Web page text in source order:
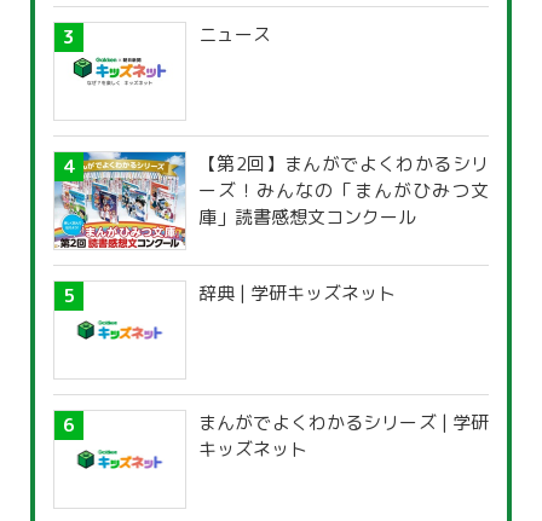
ニュース
【第2回】まんがでよくわかるシリ
ーズ！みんなの「まんがひみつ文
庫」読書感想文コンクール
辞典 | 学研キッズネット
まんがでよくわかるシリーズ | 学研
キッズネット